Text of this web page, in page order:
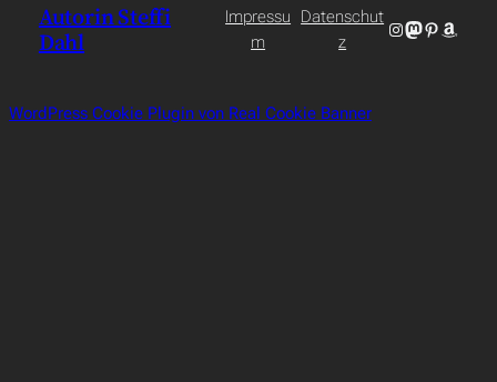
Autorin Steffi
Dahl
Impressu
m
Datenschut
z
Instagram
Mastodon
Pinterest
WordPress Cookie Plugin von Real Cookie Banner